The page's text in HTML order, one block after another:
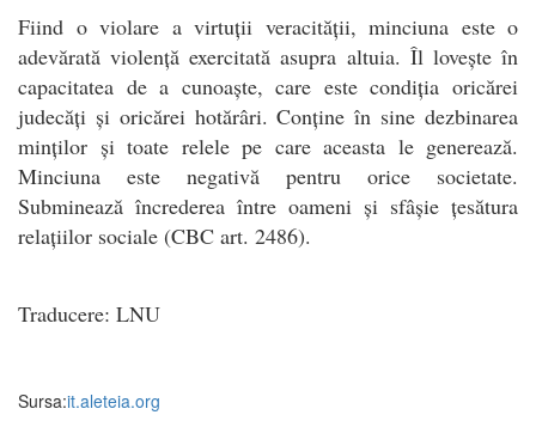
Fiind o violare a virtuții veracității, minciuna este o
adevărată violență exercitată asupra altuia. Îl lovește în
capacitatea de a cunoaște, care este condiția oricărei
judecăți și oricărei hotărâri. Conține în sine dezbinarea
minților și toate relele pe care aceasta le generează.
Minciuna este negativă pentru orice societate.
Subminează încrederea între oameni și sfâșie țesătura
relațiilor sociale (CBC art. 2486).
Traducere: LNU
Sursa:it.aleteia.org